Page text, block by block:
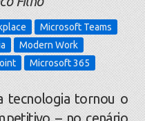
Microsoft Teams
Modern Work
Microsoft 365
tornou o